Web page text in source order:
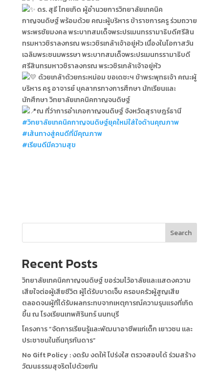
ดร. สุธี ไทยเกิด ผู้อำนวยการวิทยาลัยเทคนิค
กาญจนดิษฐ์ พร้อมด้วย คณะผู้บริหาร ข้าราชการครู ร่วมถวาย
พระพรชัยมงคล พระบาทสมเด็จพระปรเมนทรรามาธิบดีศรีสิน
ทรมหาวชิราลงกรณ พระวชิรเกล้าเจ้าอยู่หัว เนื่องในโอกาสวัน
เฉลิมพระชนมพรรษา พระบาทสมเด็จพระปรเมนทรรามาธิบดี
ศรีสินทรมหาวชิราลงกรณ พระวชิรเกล้าเจ้าอยู่หัว
ด้วยเกล้าด้วยกระหม่อม ขอเดชะฯ ข้าพระพุทธเจ้า คณะผู้
บริหาร ครู อาจารย์ บุคลากรทางการศึกษา นักเรียนและ
นักศึกษา วิทยาลัยเทคนิคกาญจนดิษฐ์
ณ ที่ว่าการอำเภอกาญจนดิษฐ์ จังหวัดสุราษฎร์ธานี
#วิทยาลัยเทคนิคกาญจนดิษฐ์ยุคใหม่ใส่ใจด้านคุณภาพ
#เส้นทางสู่คนดีที่มีคุณภาพ
#เรียนดีมีความสุข
Search
Recent Posts
วิทยาลัยเทคนิคกาญจนดิษฐ์ ขอร่วมไว้อาลัยและแสดงความ
เสียใจต่อผู้เสียชีวิต ผู้ได้รับบาดเจ็บ ครอบครัวผู้สูญเสีย
ตลอดจนผู้ที่ได้รับผลกระทบจากเหตุการณ์ความรุนแรงที่เกิด
ขึ้น ณ โรงเรียนเทพศิรินทร์ นนทบุรี
โครงการ “จัดการเรียนรู้และพัฒนาอาชีพแก่เด็ก เยาวชน และ
ประชาชนในถิ่นทุรกันดาร”
No Gift Policy : งดรับ งดให้ โปร่งใส ตรวจสอบได้ ร่วมสร้าง
วัฒนธรรมสุจริตไปด้วยกัน